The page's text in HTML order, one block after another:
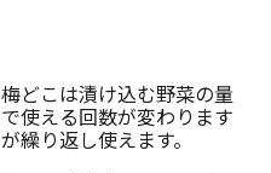
梅どこは漬け込む野菜の量
で使える回数が変わります
が繰り返し使えます。